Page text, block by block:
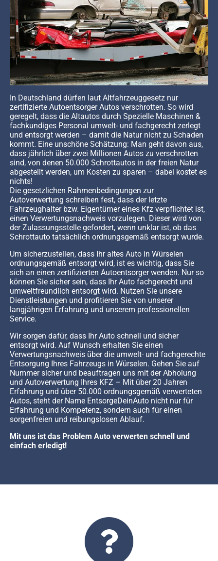
In Deutschland dürfen laut Altfahrzeuggesetz nur
zertifizierte Autoentsorger Autos verschrotten. So wird
geregelt, dass die Altautos durch Spezielle Maschinen &
fachkundiges Personal umwelt- und fachgerecht zerlegt
und entsorgt werden – damit die Natur nicht zu Schaden
kommt. Eine unschöne Schätzung: Man geht davon aus,
dass jährlich über zwei Millionen Autos zu verschrotten
sind, von denen 50.000 Schrottautos in der freien Natur
abgestellt werden, um Kosten zu sparen – dabei kostet es
nichts!
Die gesetzlichen Rahmenbedingungen zur
Autoverwertung schreiben fest, dass der letzte
Fahrzeughalter bzw. Eigentümer eines Kfz verpflichtet ist,
einen Verwertungsnachweis vorzulegen. Dieser wird von
der Zulassungsstelle gefordert, wenn unklar ist, ob das
Schrottauto tatsächlich ordnungsgemäß entsorgt wurde.
Um sicherzustellen, dass Ihr altes Auto in Würselen
ordnungsgemäß entsorgt wird, ist es wichtig, dass Sie
sich an einen zertifizierten Autoentsorger wenden. Nur so
können Sie sicher sein, dass Ihr Auto fachgerecht und
umweltfreundlich entsorgt wird. Nutzen Sie unsere
Dienstleistungen und profitieren Sie von unserer
langjährigen Erfahrung und unserem professionellen
Service.
Wir sorgen dafür, dass Ihr Auto schnell und sicher
entsorgt wird. Auf Wunsch erhalten Sie einen
Verwertungsnachweis über die umwelt- und fachgerechte
Entsorgung Ihres Fahrzeugs in Würselen. Gehen Sie auf
Nummer sicher und beauftragen uns mit der Abholung
und Autoverwertung Ihres KFZ – Mit über 20 Jahren
Erfahrung und über 50.000 ordnungsgemäß verwerteten
Autos, steht der Name EntsorgeDeinAuto nicht nur für
Erfahrung und Kompetenz, sondern auch für einen
sorgenfreien und reibungslosen Ablauf.
Mit uns ist das Problem Auto verwerten schnell und
einfach erledigt!